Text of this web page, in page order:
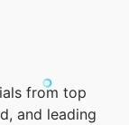
from top
and leading